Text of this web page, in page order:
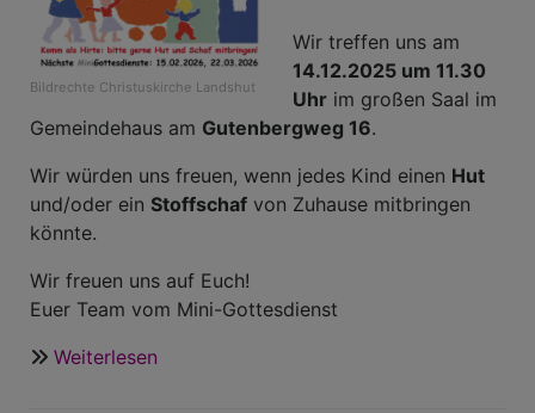
Bildrechte Christuskirche Landshut
Wir treffen uns am
14.12.2025 um 11.30
Uhr im großen Saal im
Gemeindehaus am Gutenbergweg 16.
Wir würden uns freuen, wenn jedes Kind einen Hut
und/oder ein Stoffschaf von Zuhause mitbringen
könnte.
Wir freuen uns auf Euch!
Euer Team vom Mini-Gottesdienst
Weiterlesen